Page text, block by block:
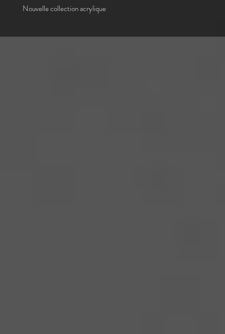
Nouvelle collection acrylique